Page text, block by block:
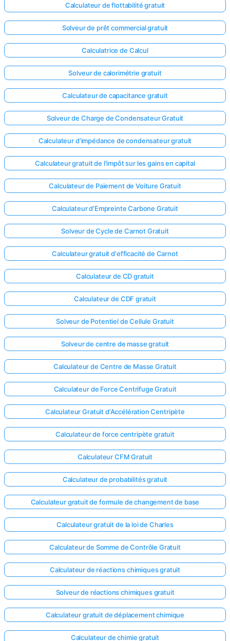
Calculateur de flottabilité gratuit
Solveur de prêt commercial gratuit
Calculatrice de Calcul
Solveur de calorimétrie gratuit
Calculateur de capacitance gratuit
Solveur de Charge de Condensateur Gratuit
Calculateur d'impédance de condensateur gratuit
Calculateur gratuit de l'impôt sur les gains en capital
Calculateur de Paiement de Voiture Gratuit
Calculateur d'Empreinte Carbone Gratuit
Solveur de Cycle de Carnot Gratuit
Calculateur gratuit d'efficacité de Carnot
Calculateur de CD gratuit
Calculateur de CDF gratuit
Solveur de Potentiel de Cellule Gratuit
Solveur de centre de masse gratuit
Calculateur de Centre de Masse Gratuit
Calculateur de Force Centrifuge Gratuit
Calculateur Gratuit d'Accélération Centripète
Calculateur de force centripète gratuit
Calculateur CFM Gratuit
Calculateur de probabilités gratuit
Calculateur gratuit de formule de changement de base
Calculateur gratuit de la loi de Charles
Calculateur de Somme de Contrôle Gratuit
Calculateur de réactions chimiques gratuit
Solveur de réactions chimiques gratuit
Calculateur gratuit de déplacement chimique
Calculateur de chimie gratuit